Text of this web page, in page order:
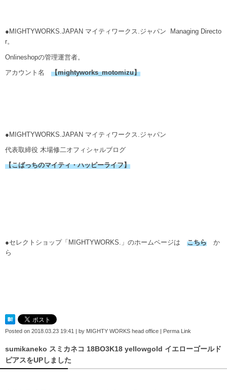
●MIGHTYWORKS.JAPAN マイティワークス.ジャパン Managing Directo
r。
Onlineshopの管理運営者。
アカウント名 【mightyworks_motomizu】
●MIGHTYWORKS.JAPAN マイティワークス.ジャパン
代表取締役 木場修二オフィシャルブログ
【こばっちのマイティ・ハッピーライフ】
●セレクトショップ「MIGHTYWORKS.」のホームページは こちら か
ら
Posted on 2018.03.23 19:41 by MIGHTY WORKS head office Perma Link
sumikaneko スミカネコ 18BO3K18 yellowgold イエローゴールド
ピアスをUPしました